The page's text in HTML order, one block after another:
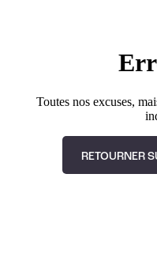
Toutes nos excuses,
RETOURNER